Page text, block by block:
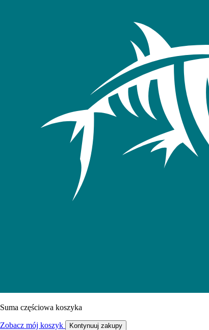
Suma częściowa koszyka
Zobacz mój koszyk Kontynuuj zakupy